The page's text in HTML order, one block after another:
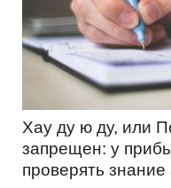
Хау ду ю ду, или
запрещен: у
проверять знание